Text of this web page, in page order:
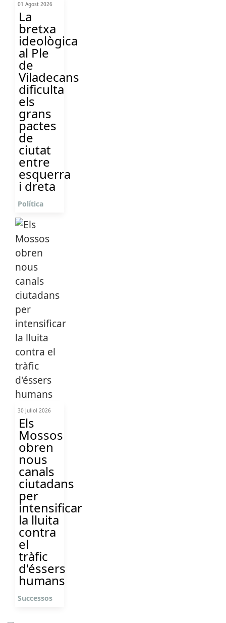
01 Agost 2026
La
bretxa
ideològica
al Ple
de
Viladecans
dificulta
els
grans
pactes
de
ciutat
entre
esquerra
i dreta
Política
30 Juliol 2026
Els
Mossos
obren
nous
canals
ciutadans
per
intensificar
la lluita
contra
el
tràfic
d'éssers
humans
Successos